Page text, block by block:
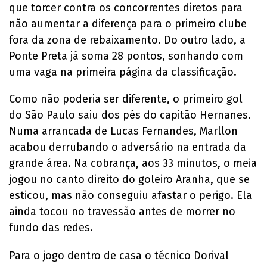
que torcer contra os concorrentes diretos para
não aumentar a diferença para o primeiro clube
fora da zona de rebaixamento. Do outro lado, a
Ponte Preta já soma 28 pontos, sonhando com
uma vaga na primeira página da classificação.
Como não poderia ser diferente, o primeiro gol
do São Paulo saiu dos pés do capitão Hernanes.
Numa arrancada de Lucas Fernandes, Marllon
acabou derrubando o adversário na entrada da
grande área. Na cobrança, aos 33 minutos, o meia
jogou no canto direito do goleiro Aranha, que se
esticou, mas não conseguiu afastar o perigo. Ela
ainda tocou no travessão antes de morrer no
fundo das redes.
Para o jogo dentro de casa o técnico Dorival